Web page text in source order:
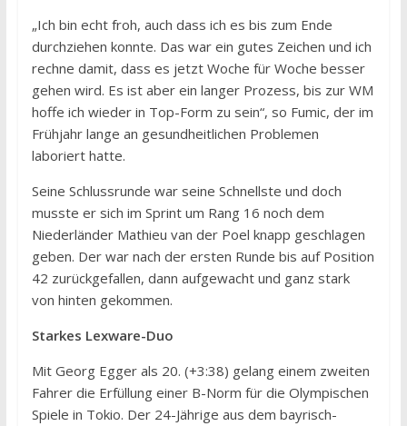
„Ich bin echt froh, auch dass ich es bis zum Ende
durchziehen konnte. Das war ein gutes Zeichen und ich
rechne damit, dass es jetzt Woche für Woche besser
gehen wird. Es ist aber ein langer Prozess, bis zur WM
hoffe ich wieder in Top-Form zu sein“, so Fumic, der im
Frühjahr lange an gesundheitlichen Problemen
laboriert hatte.
Seine Schlussrunde war seine Schnellste und doch
musste er sich im Sprint um Rang 16 noch dem
Niederländer Mathieu van der Poel knapp geschlagen
geben. Der war nach der ersten Runde bis auf Position
42 zurückgefallen, dann aufgewacht und ganz stark
von hinten gekommen.
Starkes Lexware-Duo
Mit Georg Egger als 20. (+3:38) gelang einem zweiten
Fahrer die Erfüllung einer B-Norm für die Olympischen
Spiele in Tokio. Der 24-Jährige aus dem bayrisch-